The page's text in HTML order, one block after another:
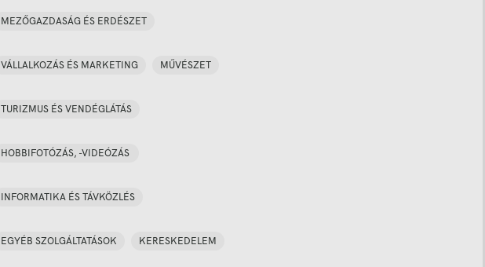
MEZŐGAZDASÁG ÉS ERDÉSZET
VÁLLALKOZÁS ÉS MARKETING MŰVÉSZET
TURIZMUS ÉS VENDÉGLÁTÁS
HOBBIFOTÓZÁS, -VIDEÓZÁS
INFORMATIKA ÉS TÁVKÖZLÉS
EGYÉB SZOLGÁLTATÁSOK KERESKEDELEM